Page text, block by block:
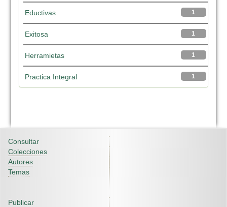
1
Eductivas
1
Exitosa
1
Herramietas
1
Practica Integral
Consultar
Colecciones
Autores
Temas
Publicar